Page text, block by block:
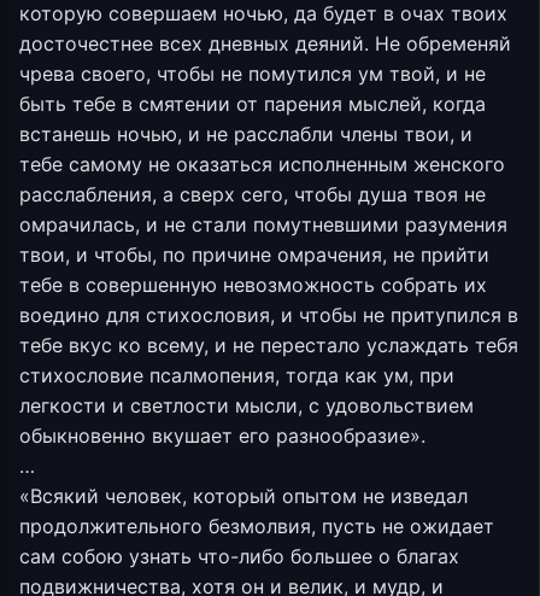
которую совершаем ночью, да будет в очах твоих
досточестнее всех дневных деяний. Не обременяй
чрева своего, чтобы не помутился ум твой, и не
быть тебе в смятении от парения мыслей, когда
встанешь ночью, и не расслабли члены твои, и
тебе самому не оказаться исполненным женского
расслабления, а сверх сего, чтобы душа твоя не
омрачилась, и не стали помутневшими разумения
твои, и чтобы, по причине омрачения, не прийти
тебе в совершенную невозможность собрать их
воедино для стихословия, и чтобы не притупился в
тебе вкус ко всему, и не перестало услаждать тебя
стихословие псалмопения, тогда как ум, при
легкости и светлости мысли, с удовольствием
обыкновенно вкушает его разнообразие».
…
«Всякий человек, который опытом не изведал
продолжительного безмолвия, пусть не ожидает
сам собою узнать что-либо большее о благах
подвижничества, хотя он и велик, и мудр, и